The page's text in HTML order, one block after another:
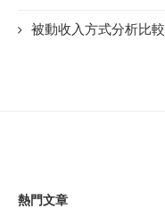
被動收入方式分析比較
熱門文章